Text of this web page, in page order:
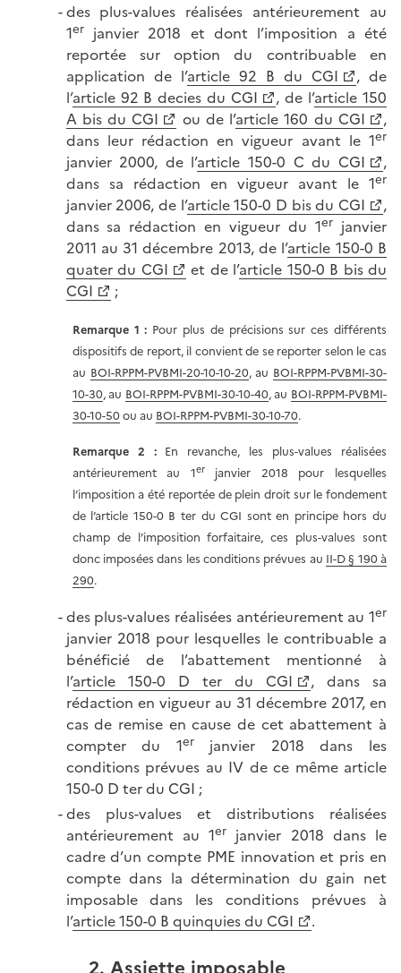
des plus-values réalisées antérieurement au
1erjanvier 2018 et dont l’imposition a été
reportée sur option du contribuable en
application de l’article 92 B du CGI
, de
l’article 92 B decies du CGI , de l’article 150
A bis du CGI
ou de l’article 160 du CGI
,
dans leur rédaction en vigueur avant le 1er
janvier 2000, de l’article 150-0 C du CGI
,
dans sa rédaction en vigueur avant le 1er
janvier 2006, de l’article 150-0 D bis du CGI
,
dans sa rédaction en vigueur du 1er janvier
2011 au 31 décembre 2013, de l’article 150-0 B
quater du CGI
et de l’article 150-0 B bis du
CGI
;
Remarque 1 : Pour plus de précisions sur ces différents
dispositifs de report, il convient de se reporter selon le cas
au BOI-RPPM-PVBMI-20-10-10-20, au BOI-RPPM-PVBMI-30-
10-30, au BOI-RPPM-PVBMI-30-10-40, au BOI-RPPM-PVBMI-
30-10-50ou au BOI-RPPM-PVBMI-30-10-70.
Remarque 2 :En revanche, les plus-values réalisées
antérieurement au 1erjanvier 2018 pour lesquelles
l’imposition a été reportée de plein droit sur le fondement
de l’article 150-0 B ter du CGI sont en principe hors du
champ de l’imposition forfaitaire, ces plus-values sont
donc imposées dans les conditions prévues au II-D § 190 à
290.
des plus-values réalisées antérieurement au 1er
janvier 2018 pour lesquelles le contribuable a
bénéficié de l’abattement mentionné à
l’article 150-0 D ter du CGI
, dans sa
rédaction en vigueur au 31 décembre 2017, en
cas de remise en cause de cet abattement à
compter du 1erjanvier 2018 dans les
conditions prévues au IV de ce même article
150-0 D ter du CGI ;
des plus-values et distributions réalisées
antérieurement au 1er janvier 2018 dans le
cadre d’un compte PME innovation et pris en
compte dans la détermination du gain net
imposable dans les conditions prévues à
l’article 150-0 B quinquies du CGI .